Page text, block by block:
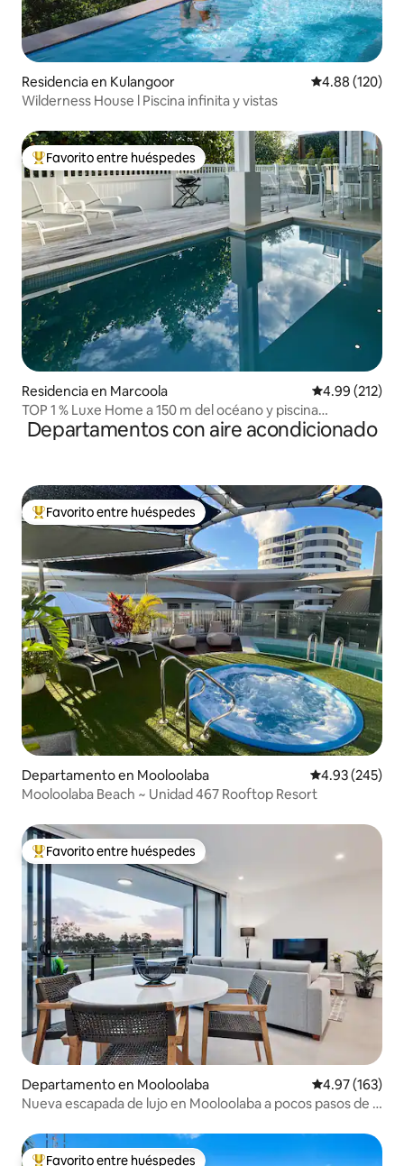
Residencia en Kulangoor Calificación
4.88 (120)
Wilderness House l Piscina infinita y vistas
De los mejores en Favorito entre huéspedes
Favorito entre huéspedes
Residencia en Marcoola Calificación
4.99 (212)
TOP 1 % Luxe Home a 150 m del océano y piscina
climatizada
Departamentos con aire acondicionado
De los mejores en Favorito entre huéspedes
Favorito entre huéspedes
Departamento en Mooloolaba Calificación
4.93 (245)
Mooloolaba Beach ~ Unidad 467 Rooftop Resort
De los mejores en Favorito entre huéspedes
Favorito entre huéspedes
Departamento en Mooloolaba Calificación
4.97 (163)
Nueva escapada de lujo en Mooloolaba a pocos pasos de la
Favorito entre huéspedes